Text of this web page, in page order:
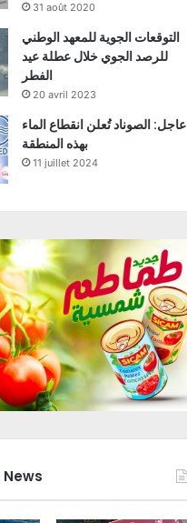
31 août 2020
التوقعات الجوية للمعهد الوطني
للرصد الجوي خلال عطلة عيد
الفطر
20 avril 2023
عاجل: الصوناد تُعلن انقطاع الماء
بهذه المنطقة
11 juillet 2024